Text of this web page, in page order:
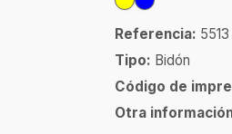
Referencia: 5513
Tipo: Bidón
Código de
Otra